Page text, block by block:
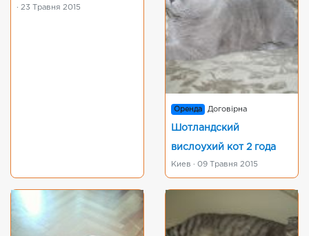
· 23 Травня 2015
Оренда Договірна
Шотландский
вислоухий кот 2 года
Киев · 09 Травня 2015